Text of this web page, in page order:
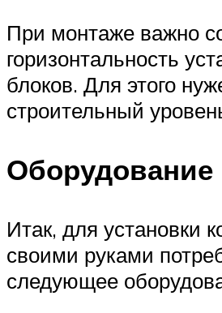
При монтаже важно
горизонтальность
блоков. Для этого
строительный
Оборудование
Итак, для установки
своими руками
следующее